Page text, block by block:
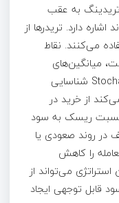
به عقب‌
دارد. تریدرها از
می‌کنند. نقاط
میانگین‌های
متحرک یا شاخص‌هایی مانند RSI و Stochastic شناسایی
از خرید در
ریسک به سود
در روند صعودی یا
را کاهش
می‌تواند از
قابل توجهی ایجاد